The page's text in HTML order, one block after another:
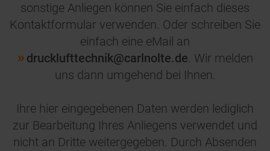
sonstige Anliegen können Sie einfach dieses
Kontaktformular verwenden. Oder schreiben Sie
einfach eine eMail an
drucklufttechnik@carlnolte.de. Wir melden
uns dann umgehend bei Ihnen.
Ihre hier eingegebenen Daten werden lediglich
zur Bearbeitung Ihres Anliegens verwendet und
nicht an Dritte weitergegeben. Durch Absenden